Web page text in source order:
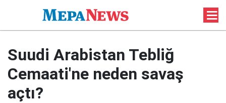
Suudi Arabistan Tebliğ
Cemaati'ne neden savaş
açtı?